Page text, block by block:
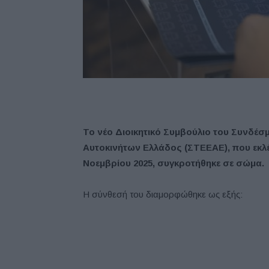
Το νέο Διοικητικό Συμβούλιο του
Αυτοκινήτων Ελλάδος (ΣΤΕΕΑΕ), που
Νοεμβρίου 2025, συγκροτήθηκε σε σώμα.
H σύνθεσή του διαμορφώθηκε ως εξής: